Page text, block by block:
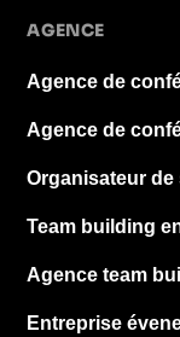
AGENCE
Agence de
Agence de
Organisateur de
Team building
Agence team
Entreprise